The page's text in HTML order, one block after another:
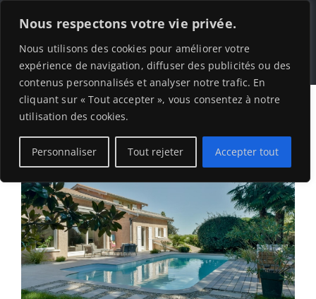
Nous respectons votre vie privée.
Nous utilisons des cookies pour améliorer votre
expérience de navigation, diffuser des publicités ou des
contenus personnalisés et analyser notre trafic. En
cliquant sur « Tout accepter », vous consentez à notre
utilisation des cookies.
Personnaliser Tout rejeter Accepter tout
Home
Construction Piscine
Rénovation Piscine
Nos Réalisations
A propos de nous